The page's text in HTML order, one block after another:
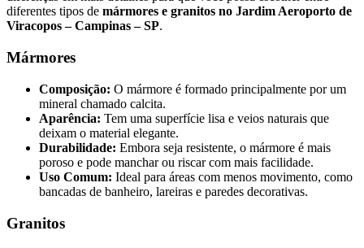
diferentes tipos de mármores e granitos no Jardim Aeroporto de
Viracopos – Campinas – SP.
Mármores
Composição: O mármore é formado principalmente por um
mineral chamado calcita.
Aparência: Tem uma superfície lisa e veios naturais que
deixam o material elegante.
Durabilidade: Embora seja resistente, o mármore é mais
poroso e pode manchar ou riscar com mais facilidade.
Uso Comum: Ideal para áreas com menos movimento, como
bancadas de banheiro, lareiras e paredes decorativas.
Granitos